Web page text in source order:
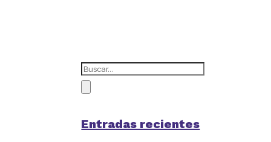
Entradas recientes